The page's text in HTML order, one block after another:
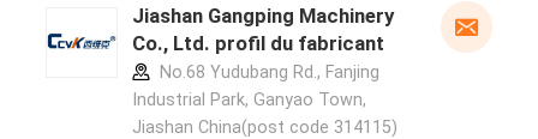
Jiashan Gangping Machinery
Co., Ltd. profil du fabricant
No.68 Yudubang Rd., Fanjing
Industrial Park, Ganyao Town,
Jiashan China(post code 314115)